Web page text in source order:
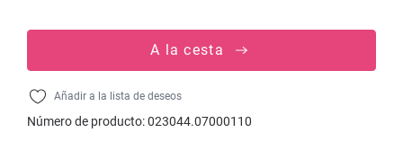
A la cesta
Añadir a la lista de deseos
Número de producto:023044.07000110